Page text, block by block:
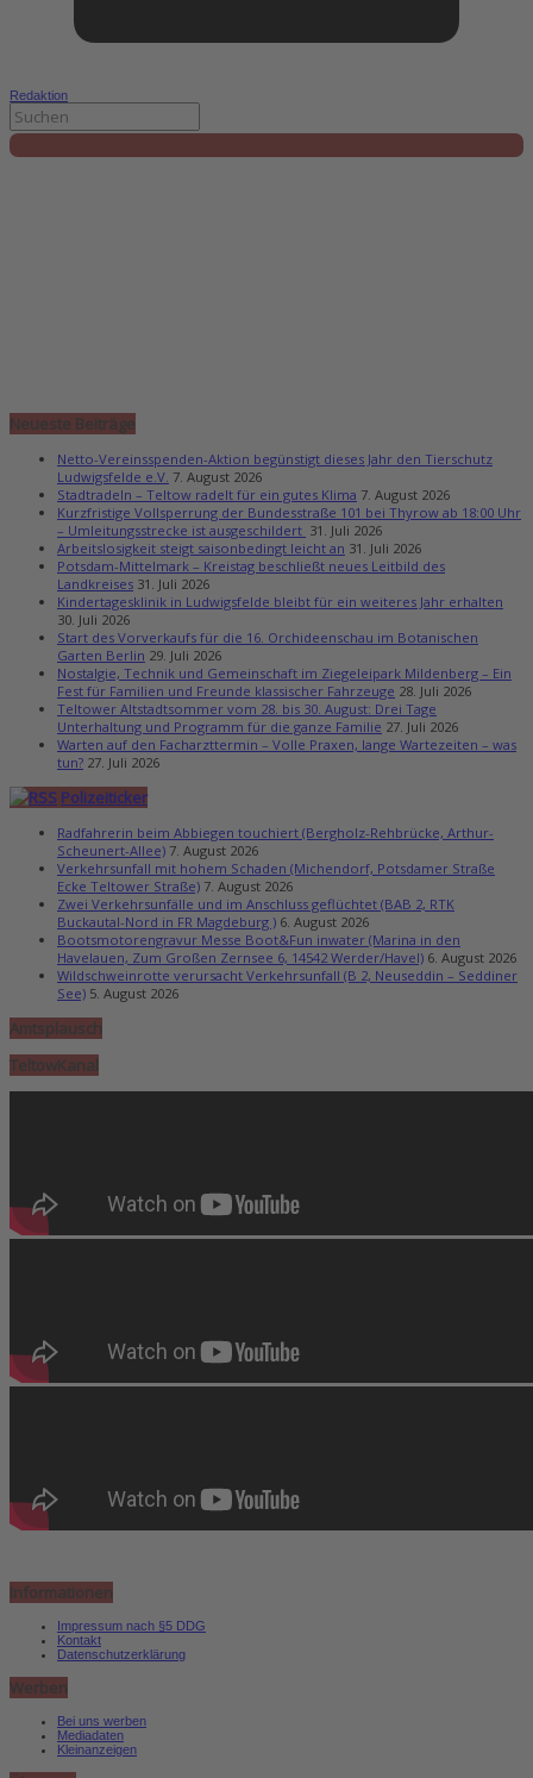
Redaktion
Neueste Beiträge
Netto-Vereinsspenden-Aktion begünstigt dieses Jahr den Tierschutz
Ludwigsfelde e.V. 7. August 2026
Stadtradeln – Teltow radelt für ein gutes Klima 7. August 2026
Kurzfristige Vollsperrung der Bundesstraße 101 bei Thyrow ab 18:00 Uhr
– Umleitungsstrecke ist ausgeschildert 31. Juli 2026
Arbeitslosigkeit steigt saisonbedingt leicht an 31. Juli 2026
Potsdam-Mittelmark – Kreistag beschließt neues Leitbild des
Landkreises 31. Juli 2026
Kindertagesklinik in Ludwigsfelde bleibt für ein weiteres Jahr erhalten
30. Juli 2026
Start des Vorverkaufs für die 16. Orchideenschau im Botanischen
Garten Berlin 29. Juli 2026
Nostalgie, Technik und Gemeinschaft im Ziegeleipark Mildenberg – Ein
Fest für Familien und Freunde klassischer Fahrzeuge 28. Juli 2026
Teltower Altstadtsommer vom 28. bis 30. August: Drei Tage
Unterhaltung und Programm für die ganze Familie 27. Juli 2026
Warten auf den Facharzttermin – Volle Praxen, lange Wartezeiten – was
tun? 27. Juli 2026
Polizeiticker
Radfahrerin beim Abbiegen touchiert (Bergholz-Rehbrücke, Arthur-
Scheunert-Allee) 7. August 2026
Verkehrsunfall mit hohem Schaden (Michendorf, Potsdamer Straße
Ecke Teltower Straße) 7. August 2026
Zwei Verkehrsunfälle und im Anschluss geflüchtet (BAB 2, RTK
Buckautal-Nord in FR Magdeburg ) 6. August 2026
Bootsmotorengravur Messe Boot&Fun inwater (Marina in den
Havelauen, Zum Großen Zernsee 6, 14542 Werder/Havel) 6. August 2026
Wildschweinrotte verursacht Verkehrsunfall (B 2, Neuseddin – Seddiner
See) 5. August 2026
Amtsplausch
TeltowKanal
Informationen
Impressum nach §5 DDG
Kontakt
Datenschutzerklärung
Werben
Bei uns werben
Mediadaten
Kleinanzeigen